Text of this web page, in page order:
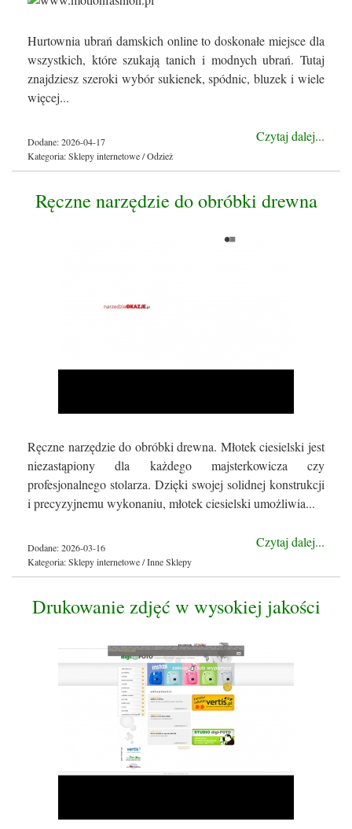
Hurtownia ubrań damskich online to doskonałe miejsce dla
wszystkich, które szukają tanich i modnych ubrań. Tutaj
znajdziesz szeroki wybór sukienek, spódnic, bluzek i wiele
więcej...
Czytaj dalej...
Dodane: 2026-04-17
Kategoria: Sklepy internetowe / Odzież
Ręczne narzędzie do obróbki drewna
Ręczne narzędzie do obróbki drewna. Młotek ciesielski jest
niezastąpiony dla każdego majsterkowicza czy
profesjonalnego stolarza. Dzięki swojej solidnej konstrukcji
i precyzyjnemu wykonaniu, młotek ciesielski umożliwia...
Czytaj dalej...
Dodane: 2026-03-16
Kategoria: Sklepy internetowe / Inne Sklepy
Drukowanie zdjęć w wysokiej jakości